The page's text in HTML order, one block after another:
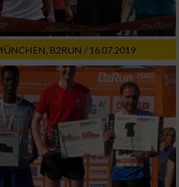
B2RUN / 16.07.2019